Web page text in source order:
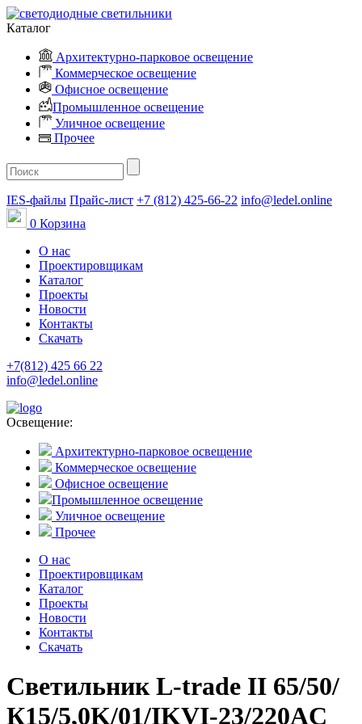
Каталог
Архитектурно-парковое освещение
Коммерческое освещение
Офисное освещение
Промышленное освещение
Уличное освещение
Прочее
IES-файлы Прайс-лист +7 (812) 425-66-22 info@ledel.online
0 Корзина
О нас
Проектировщикам
Каталог
Проекты
Новости
Контакты
Скачать
+7(812) 425 66 22
info@ledel.online
Освещение:
Архитектурно-парковое освещение
Коммерческое освещение
Офисное освещение
Промышленное освещение
Уличное освещение
Прочее
О нас
Проектировщикам
Каталог
Проекты
Новости
Контакты
Скачать
Светильник L-trade II 65/50/
К15/5,0K/01/IKVI-23/220AC